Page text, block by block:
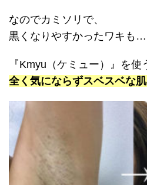
なのでカミソリで、
黒くなりやすかったワキも…
『Kmyu（ケミュー）』を使
全く気にならずスベスベな